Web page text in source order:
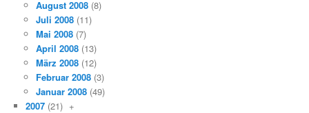
August 2008 (8)
Juli 2008 (11)
Mai 2008 (7)
April 2008 (13)
März 2008 (12)
Februar 2008 (3)
Januar 2008 (49)
2007 (21) +